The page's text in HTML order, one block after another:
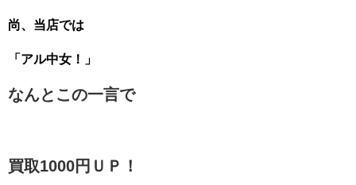
尚、当店では
「アル中女 ！」
なんとこの一言で
買取1000円ＵＰ！